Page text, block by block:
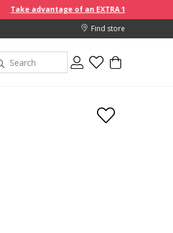
of an EXTRA 10% off discount prices
Find store